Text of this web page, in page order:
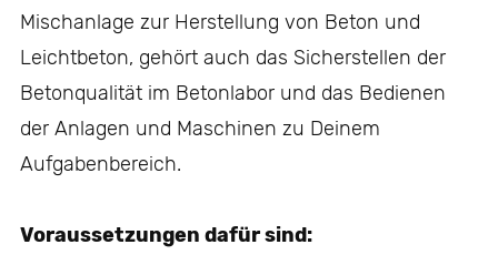
Mischanlage zur Herstellung von Beton und
Leichtbeton, gehört auch das Sicherstellen der
Betonqualität im Betonlabor und das Bedienen
der Anlagen und Maschinen zu Deinem
Aufgabenbereich.
Voraussetzungen dafür sind: